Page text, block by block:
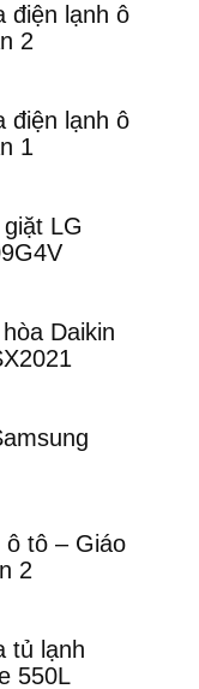
điện lạnh ô
2
điện lạnh ô
1
LG
Daikin
ô tô – Giáo
2
tủ lạnh
550L